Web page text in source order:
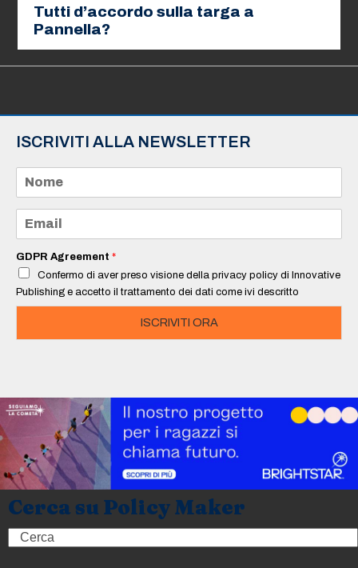
Tutti d’accordo sulla targa a
Pannella?
ISCRIVITI ALLA NEWSLETTER
m
e
a
i
*
GDPR Agreement *
Confermo di aver preso visione della privacy policy di Innovative
Publishing e accetto il trattamento dei dati come ivi descritto
ISCRIVITI ORA
Cerca su Policy Maker
Search